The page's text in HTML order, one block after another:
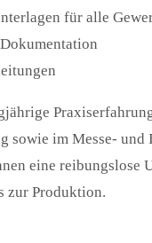
für alle
sowie im Messe- und
eine reibungslose
zur Produktion.